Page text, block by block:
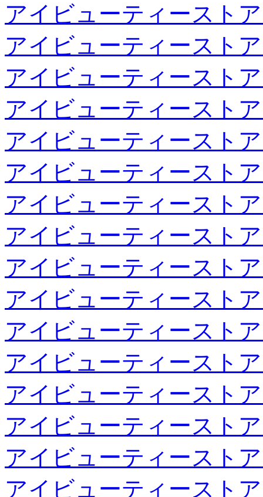
アイビューティースト
アイビューティースト
アイビューティースト
アイビューティースト
アイビューティースト
アイビューティースト
アイビューティースト
アイビューティースト
アイビューティースト
アイビューティースト
アイビューティースト
アイビューティースト
アイビューティースト
アイビューティースト
アイビューティースト
アイビューティースト